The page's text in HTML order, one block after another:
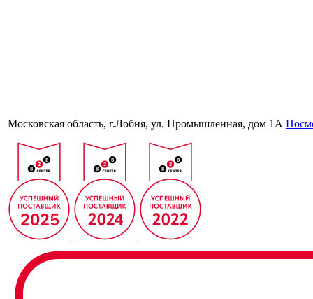
Московская область, г.Лобня, ул. Промышленная, дом 1А